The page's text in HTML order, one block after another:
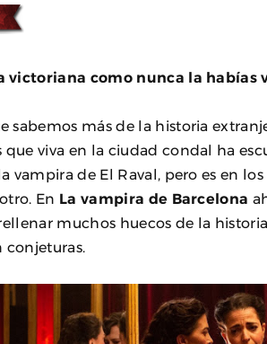
victoriana como nunca la habías
sabemos más de la historia
que viva en la ciudad condal ha
vampira de El Raval, pero es en
En La vampira de Barcelona
muchos huecos de la
conjeturas.